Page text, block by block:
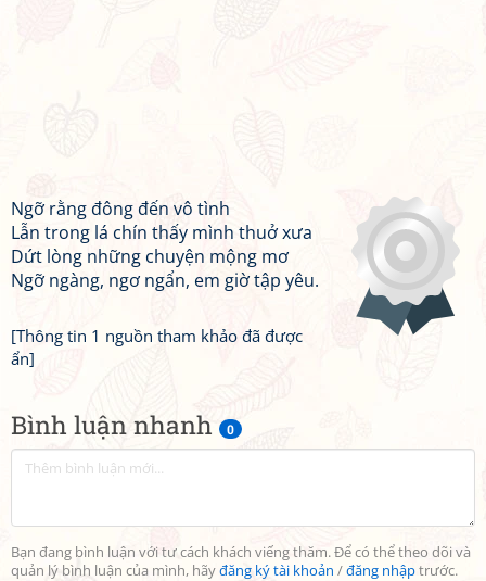
Bình luận nhanh 0
Bạn đang bình luận với tư cách khách viếng thăm. Để có thể theo dõi và
quản lý bình luận của mình, hãyđăng ký tài khoản /đăng nhậptrước.
Ngỡ rằng đông đến vô tình
Lẫn trong lá chín thấy mình thuở xưa
Dứt lòng những chuyện mộng mơ
Ngỡ ngàng, ngơ ngẩn, em giờ tập yêu.
[Thông tin 1 nguồn tham khảo đã được
ẩn]